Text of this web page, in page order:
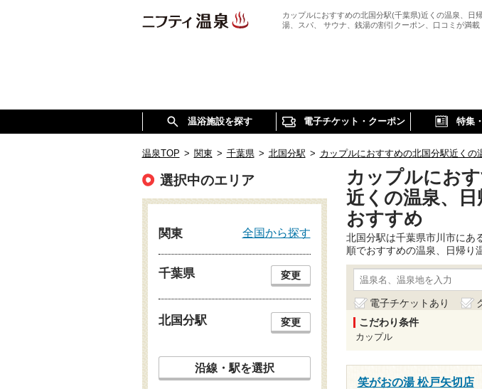
カップルにおすすめの北国分駅(千葉県)近くの温泉、日
湯、スパ、 サウナ、銭湯の割引クーポン、口コミが満載
温浴施設を探す 電子チケット・クーポン 特集
温泉TOP > 関東 > 千葉県 > 北国分駅 > カップルにおすすめの北国分駅近く
カップルにお
近くの温泉、
おすすめ
北国分駅は千葉県市川市にあ
順でおすすめの温泉、日帰り
電子チケットあり
こだわり条件
カップル
笑がおの湯 松戸矢切店
選択中のエリア
関東 全国から探す
千葉県 変更
北国分駅 変更
沿線・駅を選択